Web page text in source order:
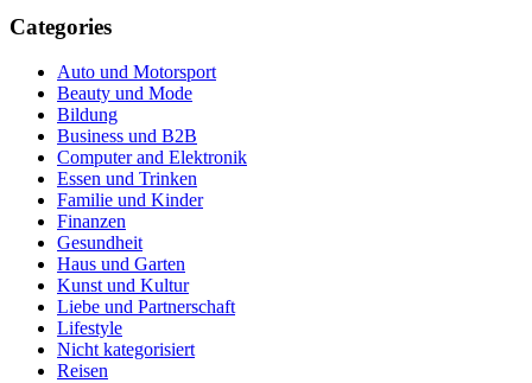
Categories
Auto und Motorsport
Beauty und Mode
Bildung
Business und B2B
Computer and Elektronik
Essen und Trinken
Familie und Kinder
Finanzen
Gesundheit
Haus und Garten
Kunst und Kultur
Liebe und Partnerschaft
Lifestyle
Nicht kategorisiert
Reisen